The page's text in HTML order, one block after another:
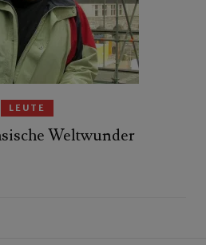
LEUTE
Weltwunder